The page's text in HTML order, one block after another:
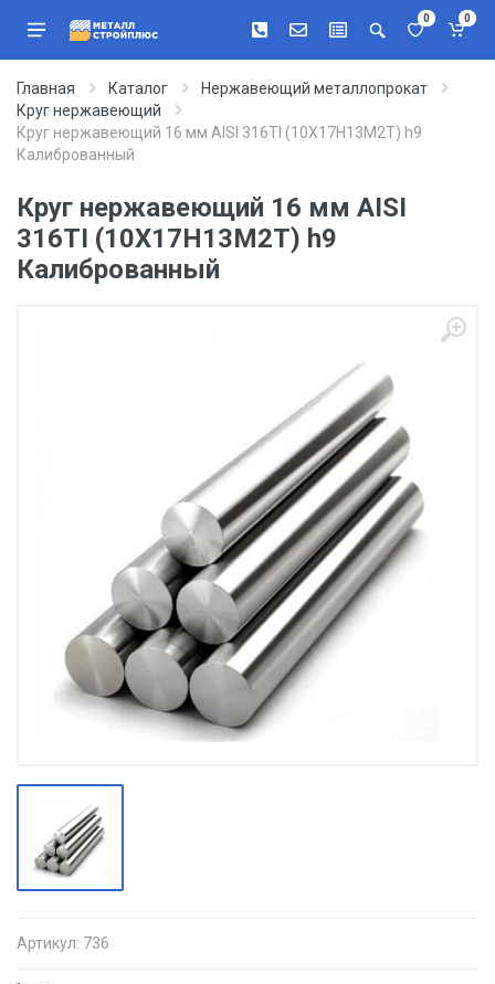
0 0
Главная Каталог
Нержавеющий металлопрокат
Круг нержавеющий
Круг нержавеющий 16 мм AISI 316TI (10Х17Н13М2Т) h9
Калиброванный
Круг нержавеющий 16 мм AISI
316TI (10Х17Н13М2Т) h9
Калиброванный
Артикул: 736